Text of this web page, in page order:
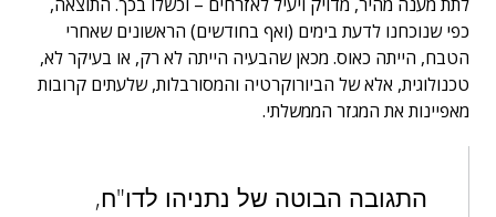
לתת מענה מהיר, מדויק ויעיל לאזרחים – וכשלו בכך. התוצאה,
כפי שנוכחנו לדעת בימים (ואף בחודשים) הראשונים שאחרי
הטבח, הייתה כאוס. מכאן שהבעיה הייתה לא רק, או בעיקר לא,
טכנולוגית, אלא של הביורוקרטיה והמסורבלות, שלעתים קרובות
מאפיינות את המגזר הממשלתי.
התגובה הבוטה של נתניהו לדו"ח,